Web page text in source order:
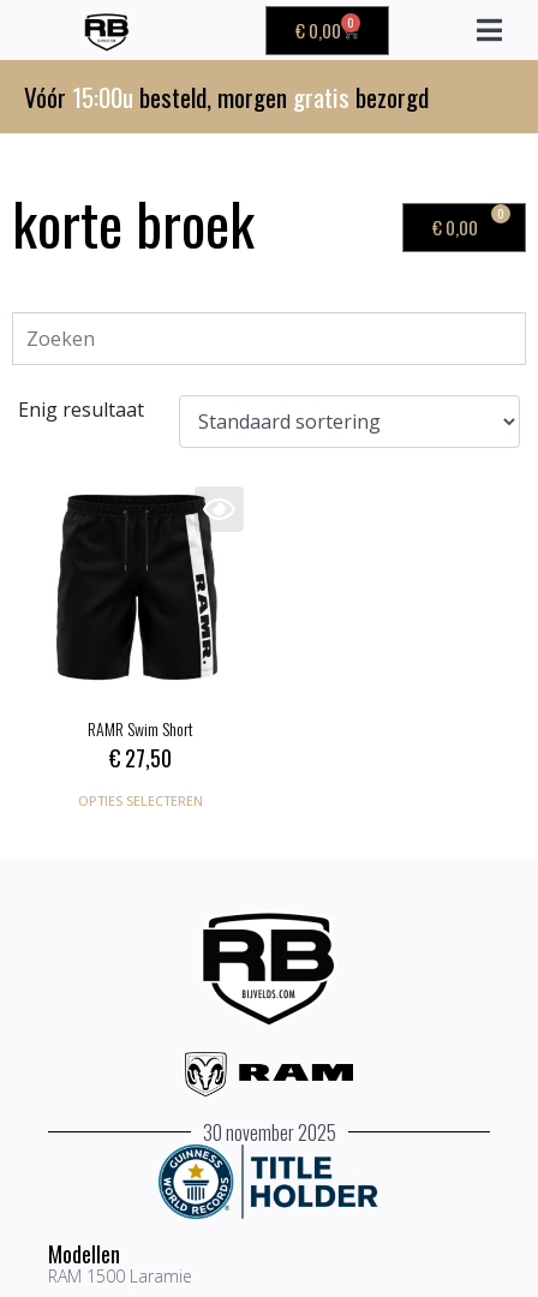
€0,00 0
Vóór 15:00u besteld, morgen gratis bezorgd
korte broek €0,00
0
Enig resultaat
RAMR Swim Short
€27,50
OPTIES SELECTEREN
30 november 2025
Modellen
RAM 1500 Laramie